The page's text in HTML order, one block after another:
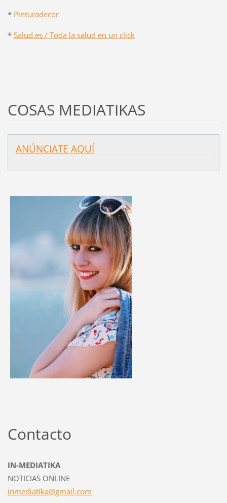
* Pinturadecor
* Salud.es / Toda la salud en un click
COSAS MEDIATIKAS
ANÚNCIATE AQUÍ
Contacto
IN-MEDIATIKA
NOTICIAS ONLINE
inmediatika@gmail.com